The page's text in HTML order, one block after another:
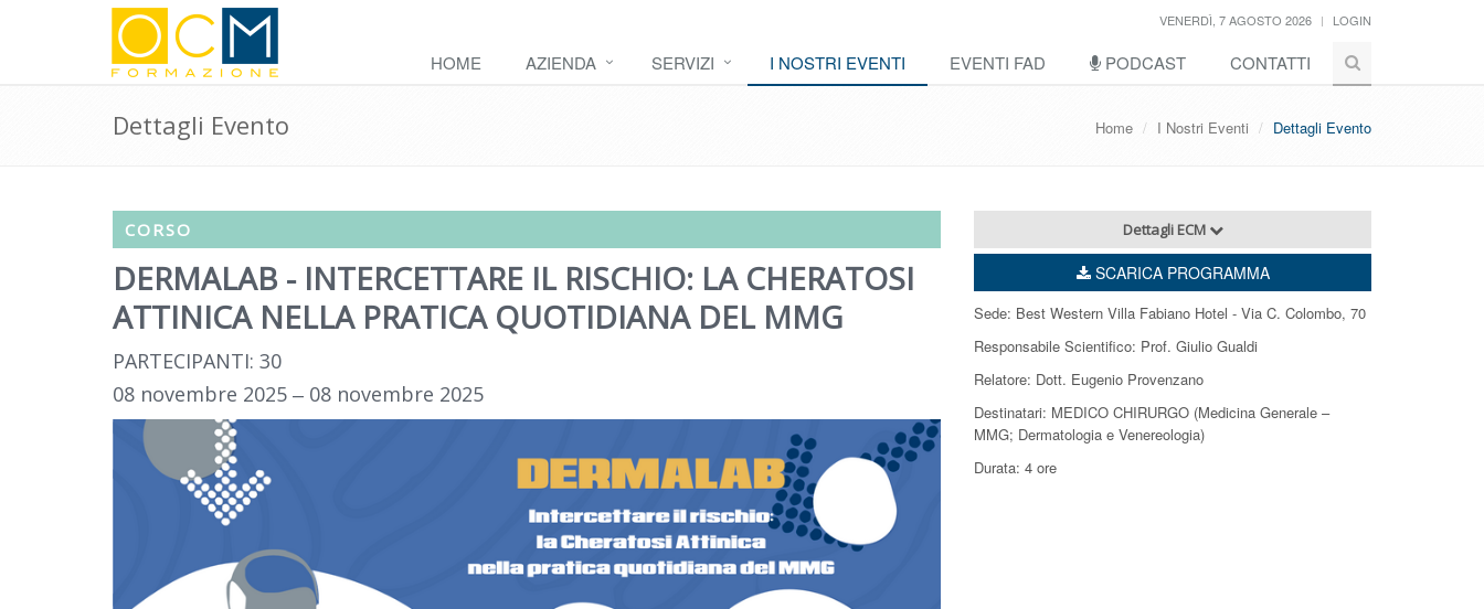
VENERDÌ, 7 AGOSTO 2026 LOGIN
HOME AZIENDA SERVIZI I NOSTRI EVENTI EVENTI FAD PODCAST CONTATTI
Dettagli Evento Home I Nostri Eventi Dettagli Evento
CORSO
DERMALAB - INTERCETTARE IL RISCHIO: LA CHERATOSI
ATTINICA NELLA PRATICA QUOTIDIANA DEL MMG
PARTECIPANTI: 30
08 novembre 2025 ‒ 08 novembre 2025
Dettagli ECM
SCARICA PROGRAMMA
Sede: Best Western Villa Fabiano Hotel - Via C. Colombo, 70
Responsabile Scientifico: Prof. Giulio Gualdi
Relatore: Dott. Eugenio Provenzano
Destinatari: MEDICO CHIRURGO (Medicina Generale –
MMG; Dermatologia e Venereologia)
Durata: 4 ore